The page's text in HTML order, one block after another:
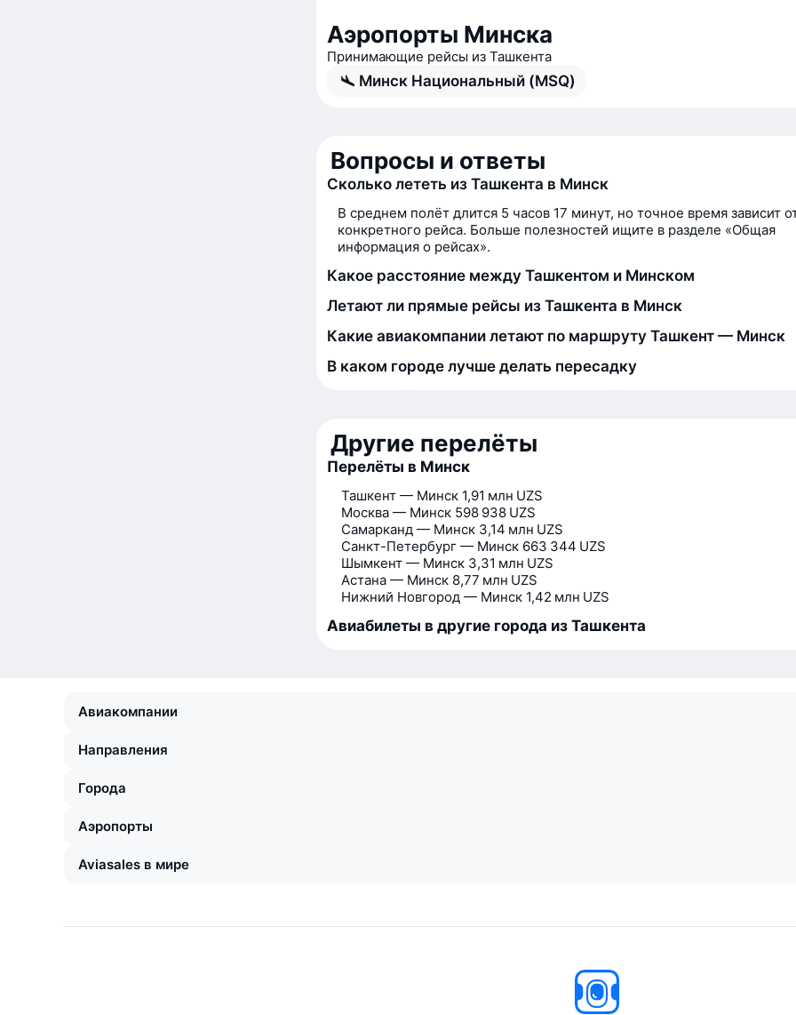
Аэропорты Минска
Принимающие рейсы из Ташкента
Минск Национальный (MSQ)
Вопросы и ответы
Сколько лететь из Ташкента в Минск
В среднем полёт длится 5 часов 17 минут, но точное время зависит
конкретного рейса. Больше полезностей ищите в разделе «Общая
информация о рейсах».
Какое расстояние между Ташкентом и Минском
Летают ли прямые рейсы из Ташкента в Минск
Какие авиакомпании летают по маршруту Ташкент — Минск
В каком городе лучше делать пересадку
Другие перелёты
Перелёты в Минск
Ташкент — Минск 1,91 млн UZS
Москва — Минск 598 938 UZS
Самарканд — Минск 3,14 млн UZS
Санкт-Петербург — Минск 663 344 UZS
Шымкент — Минск 3,31 млн UZS
Астана — Минск 8,77 млн UZS
Нижний Новгород — Минск 1,42 млн UZS
Авиабилеты в другие города из Ташкента
Авиакомпании
Направления
Города
Аэропорты
Aviasales в мире